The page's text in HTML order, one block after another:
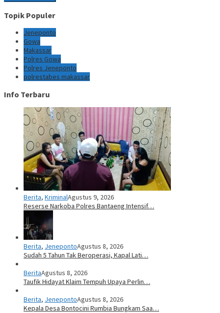
Topik Populer
Jeneponto
Gowa
Makassar
Polres Gowa
Polres Jeneponto
polrestabes makassar
Info Terbaru
Berita, KriminalAgustus 9, 2026
Reserse Narkoba Polres Bantaeng Intensif…
Berita, JenepontoAgustus 8, 2026
Sudah 5 Tahun Tak Beroperasi, Kapal Lati…
BeritaAgustus 8, 2026
Taufik Hidayat Klaim Tempuh Upaya Perlin…
Berita, JenepontoAgustus 8, 2026
Kepala Desa Bontocini Rumbia Bungkam Saa…